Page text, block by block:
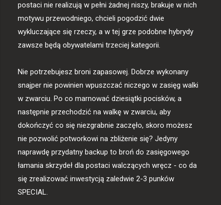
postaci nie realizują w pełni żadnej niszy, brakuje w nich
motywu przewodniego, chcieli pogodzić dwie
wykluczające się rzeczy, a w tej grze podobne hybrydy
zawsze będą obywatelami trzeciej kategorii.
Nie potrzebujesz broni zapasowej. Dobrze wykonany
snajper nie powinien wpuszczać niczego w zasięg walki
w zwarciu. Po co marnować dziesiątki pocisków, a
następnie przechodzić na walkę w zwarciu, aby
dokończyć co się niezgrabnie zaczęło, skoro możesz
nie pozwolić potworkowi na zbliżenie się? Jedyny
naprawdę przydatny backup to broń do zasięgowego
łamania skrzydeł dla postaci walczących wręcz - co da
się zrealizować inwestycją zaledwie 2-3 punków
SPECIAL.